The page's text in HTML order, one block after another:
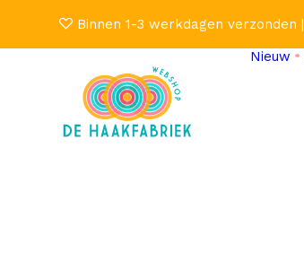
Binnen 1-3 werkdagen verzonden |
Nieuw